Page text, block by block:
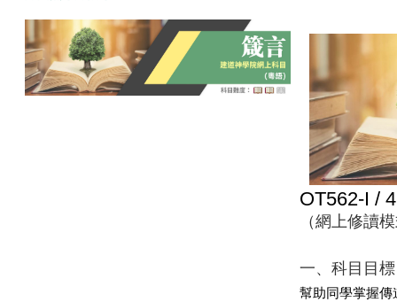
OT562-I /
（網上修讀
一、科目目標
幫助同學掌握傳